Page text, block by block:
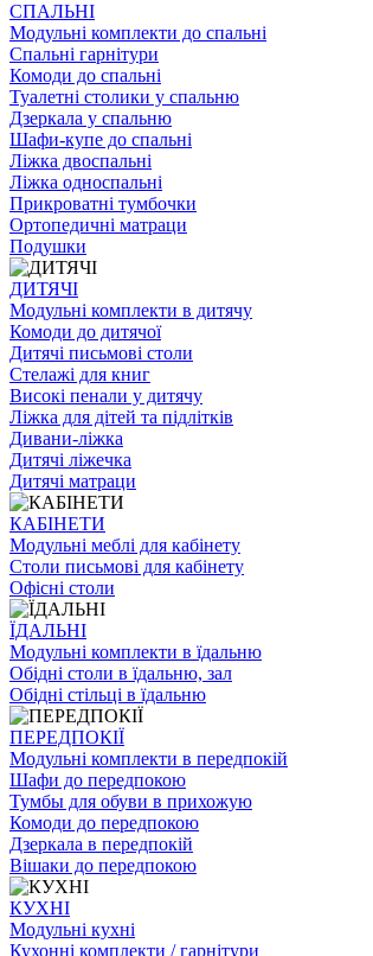
СПАЛЬНІ
Модульні комплекти до спальні
Спальні гарнітури
Комоди до спальні
Туалетні столики у спальню
Дзеркала у спальню
Шафи-купе до спальні
Ліжка двоспальні
Ліжка односпальні
Прикроватні тумбочки
Ортопедичні матраци
Подушки
ДИТЯЧІ
Модульні комплекти в дитячу
Комоди до дитячої
Дитячі письмові столи
Стелажі для книг
Високі пенали у дитячу
Ліжка для дітей та підлітків
Дивани-ліжка
Дитячі ліжечка
Дитячі матраци
КАБІНЕТИ
Модульні меблі для кабінету
Столи письмові для кабінету
Офісні столи
ЇДАЛЬНI
Модульні комплекти в їдальню
Обідні столи в їдальню, зал
Обідні стільці в їдальню
ПЕРЕДПОКІЇ
Модульні комплекти в передпокій
Шафи до передпокою
Тумбы для обуви в прихожую
Комоди до передпокою
Дзеркала в передпокій
Вішаки до передпокою
КУХНІ
Модульні кухні
Кухонні комплекти / гарнітури